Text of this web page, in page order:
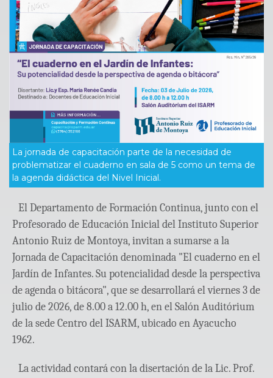
La jornada de capacitación parte de la necesidad de
problematizar el cuaderno en sala de 5 como un tema de
la agenda didáctica del Nivel Inicial.
El Departamento de Formación Continua, junto con el
Profesorado de Educación Inicial del Instituto Superior
Antonio Ruiz de Montoya, invitan a sumarse a la
Jornada de Capacitación denominada "El cuaderno en el
Jardín de Infantes. Su potencialidad desde la perspectiva
de agenda o bitácora", que se desarrollará el viernes 3 de
julio de 2026, de 8.00 a 12.00 h, en el Salón Auditórium
de la sede Centro del ISARM, ubicado en Ayacucho
1962.
La actividad contará con la disertación de la Lic. Prof.